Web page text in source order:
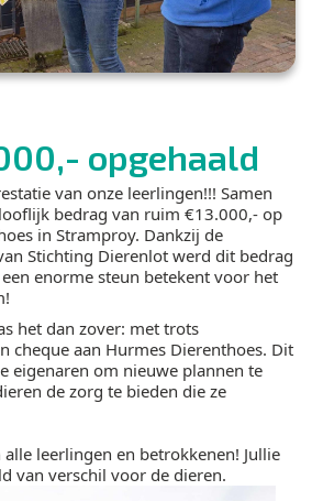
opgehaald
van onze leerlingen!!! Samen
bedrag van ruim €13.000,- op
in Stramproy. Dankzij de
Stichting Dierenlot werd dit bedrag
enorme steun betekent voor het
het dan zover: met trots
cheque aan Hurmes Dierenthoes. Dit
eigenaren om nieuwe plannen te
de zorg te bieden die ze
alle leerlingen en betrokkenen! Jullie
van verschil voor de dieren.